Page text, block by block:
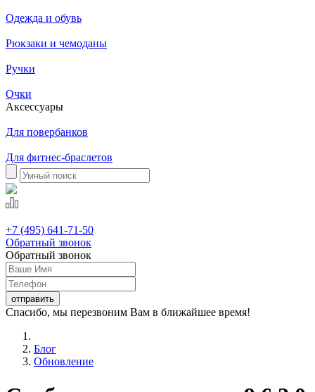
Одежда и обувь
Рюкзаки и чемоданы
Ручки
Очки
Аксессуары
Для повербанков
Для фитнес-браслетов
+7 (495) 641-71-50
Обратный звонок
Обратный звонок
Спасибо, мы перезвоним Вам в ближайшее время!
Блог
Обновление